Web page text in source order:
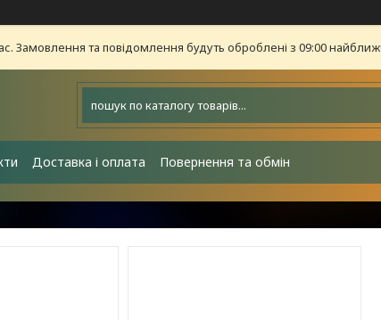
Замовлення та повідомлення будуть оброблені з 09:00
Доставка і оплата Повернення та обмін